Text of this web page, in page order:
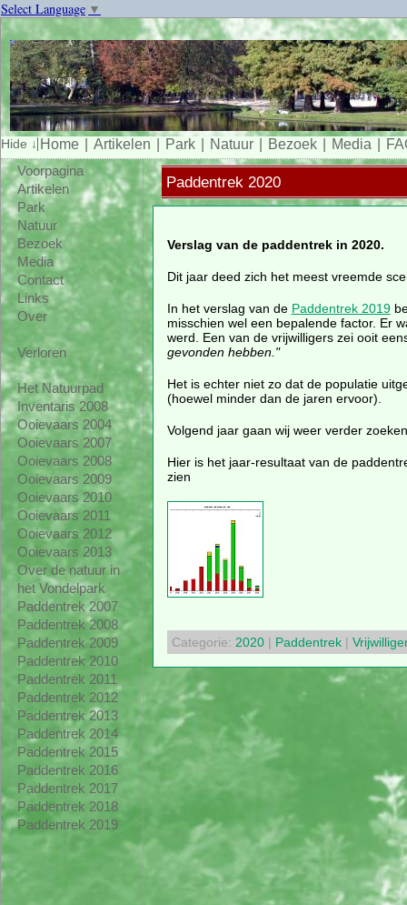
Select Language ▼
Home Artikelen Park Natuur Bezoek Media
Voorpagina
Artikelen
Park
Natuur
Bezoek
Media
Contact
Links
Over
Verloren
Het Natuurpad
Inventaris 2008
Ooievaars 2004
Ooievaars 2007
Ooievaars 2008
Ooievaars 2009
Ooievaars 2010
Ooievaars 2011
Ooievaars 2012
Ooievaars 2013
Over de natuur in
het Vondelpark
Paddentrek 2007
Paddentrek 2008
Paddentrek 2009
Paddentrek 2010
Paddentrek 2011
Paddentrek 2012
Paddentrek 2013
Paddentrek 2014
Paddentrek 2015
Paddentrek 2016
Paddentrek 2017
Paddentrek 2018
Paddentrek 2019
Paddentrek 2020
Verslag van de paddentrek in 2020.
Dit jaar deed zich het meest vreemde
In het verslag van de Paddentrek 2019
misschien wel een bepalende factor. Er
werd. Een van de vrijwilligers zei ooit
gevonden hebben."
Het is echter niet zo dat de populatie
(hoewel minder dan de jaren ervoor).
Volgend jaar gaan wij weer verder
Hier is het jaar-resultaat van de
zien
Categorie: 2020| Paddentrek|